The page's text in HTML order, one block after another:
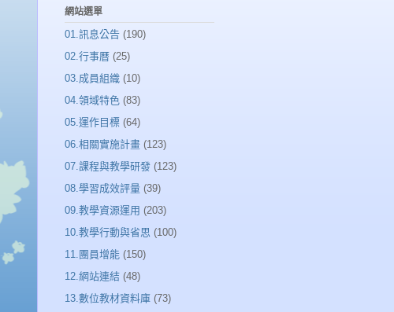
網站選單
01.訊息公告 (190)
02.行事曆 (25)
03.成員組織 (10)
04.領域特色 (83)
05.運作目標 (64)
06.相關實施計畫 (123)
07.課程與教學研發 (123)
08.學習成效評量 (39)
09.教學資源運用 (203)
10.教學行動與省思 (100)
11.團員增能 (150)
12.網站連結 (48)
13.數位教材資料庫 (73)